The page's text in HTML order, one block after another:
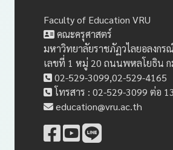
Faculty of Education VRU
คณะครุศาสตร์
มหาวิทยาลัยราชภัฏวไลยอลงก
เลขที่ 1 หมู่ 20 ถนนพหลโยธิน
02-529-3099,02-529-4165
โทรสาร : 02-529-3099 ต่อ 13
education@vru.ac.th